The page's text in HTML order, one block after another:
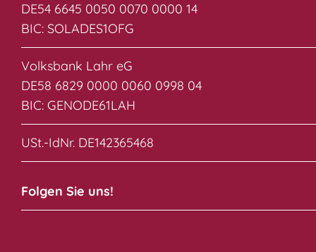
DE54 6645 0050 0070 0000 14
BIC: SOLADES1OFG
Volksbank Lahr eG
DE58 6829 0000 0060 0998 04
BIC: GENODE61LAH
USt.-IdNr. DE142365468
Folgen Sie uns!